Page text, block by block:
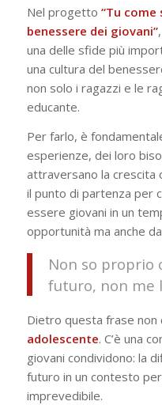
Nel progetto “Tu come
benessere dei giovani”
una delle sfide più
una cultura del
non solo i ragazzi e le
educante.
Per farlo, è
esperienze, dei loro
attraversano la crescita
il punto di partenza per
essere giovani in un
opportunità ma anche
Non so proprio
futuro, non me
Dietro questa frase non
adolescente. C’è una
giovani condividono: la
futuro in un contesto
imprevedibile.